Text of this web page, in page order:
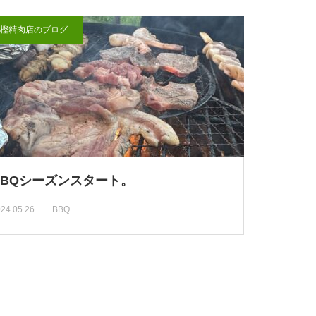
精肉店のブログ
シーズンスタート。
BBQ